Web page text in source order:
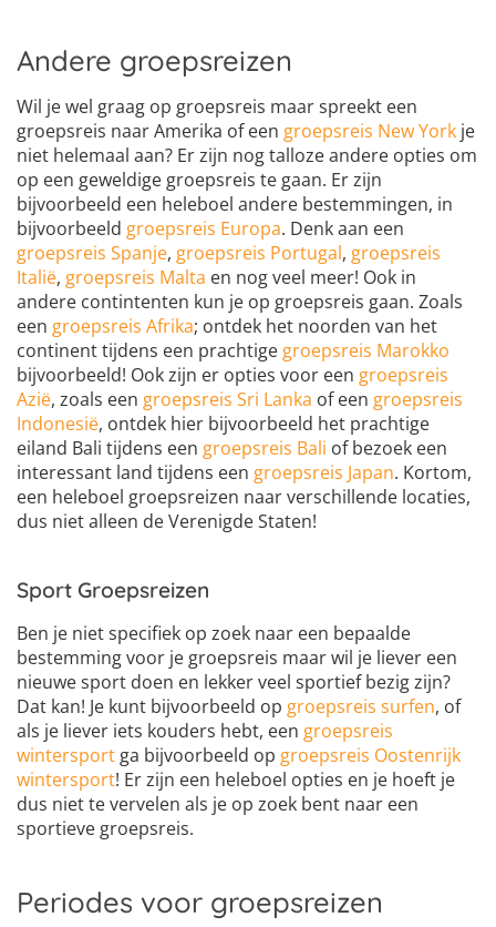
Andere groepsreizen
Wil je wel graag op groepsreis maar spreekt een
groepsreis naar Amerika of een groepsreis New York je
niet helemaal aan? Er zijn nog talloze andere opties om
op een geweldige groepsreis te gaan. Er zijn
bijvoorbeeld een heleboel andere bestemmingen, in
bijvoorbeeld groepsreis Europa. Denk aan een
groepsreis Spanje, groepsreis Portugal, groepsreis
Italië, groepsreis Malta en nog veel meer! Ook in
andere contintenten kun je op groepsreis gaan. Zoals
een groepsreis Afrika; ontdek het noorden van het
continent tijdens een prachtige groepsreis Marokko
bijvoorbeeld! Ook zijn er opties voor een groepsreis
Azië, zoals een groepsreis Sri Lanka of een groepsreis
Indonesië, ontdek hier bijvoorbeeld het prachtige
eiland Bali tijdens een groepsreis Bali of bezoek een
interessant land tijdens een groepsreis Japan. Kortom,
een heleboel groepsreizen naar verschillende locaties,
dus niet alleen de Verenigde Staten!
Sport Groepsreizen
Ben je niet specifiek op zoek naar een bepaalde
bestemming voor je groepsreis maar wil je liever een
nieuwe sport doen en lekker veel sportief bezig zijn?
Dat kan! Je kunt bijvoorbeeld op groepsreis surfen, of
als je liever iets kouders hebt, een groepsreis
wintersport ga bijvoorbeeld op groepsreis Oostenrijk
wintersport! Er zijn een heleboel opties en je hoeft je
dus niet te vervelen als je op zoek bent naar een
sportieve groepsreis.
Periodes voor groepsreizen